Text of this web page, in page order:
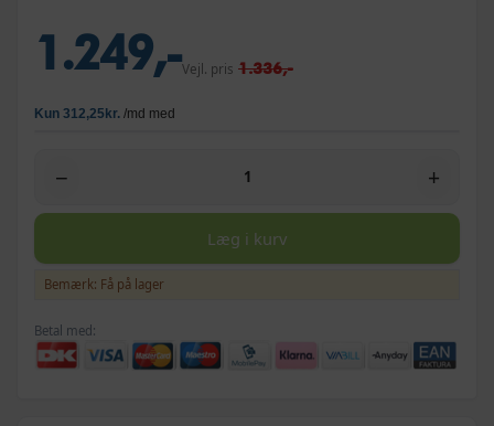
1.249,-Vejl. pris 1.336,-
− +
Læg i kurv
Bemærk: Få på lager
Betal med: